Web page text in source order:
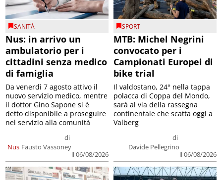
SANITÀ
Nus: in arrivo un
ambulatorio per i
cittadini senza medico
di famiglia
Nus
di
Fausto Vassoney
il 06/08/2026
Da venerdì 7 agosto attivo il
nuovo servizio medico, mentre
il dottor Gino Sapone si è
detto disponibile a proseguire
nel servizio alla comunità
SPORT
MTB: Michel Negrini
convocato per i
Campionati Europei di
bike trial
di
Davide Pellegrino
il 06/08/2026
Il valdostano, 24° nella tappa
polacca di Coppa del Mondo,
sarà al via della rassegna
continentale che scatta oggi a
Valberg